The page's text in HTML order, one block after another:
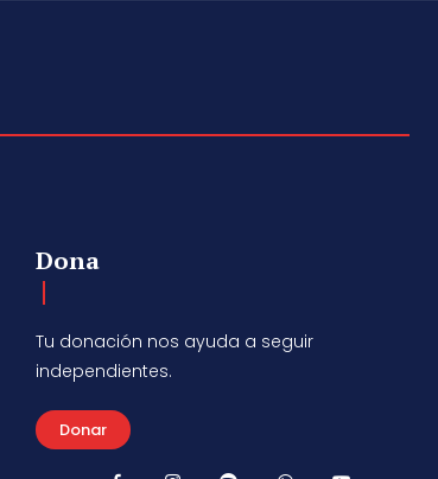
Dona
Tu donación nos ayuda a seguir
independientes.
Donar